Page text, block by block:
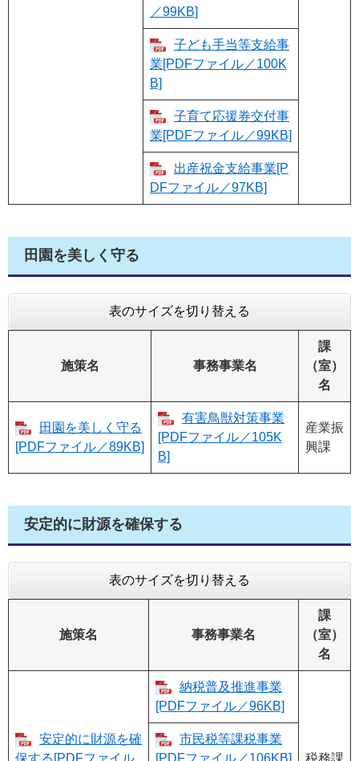
／99KB]
子ども手当等支給事
業[PDFファイル／100K
B]
子育て応援券交付事
業[PDFファイル／99KB]
出産祝金支給事業[P
DFファイル／97KB]
田園を美しく守る
表のサイズを切り替える
施策名 事務事業名
課
（室）
名
田園を美しく守る
[PDFファイル／89KB]
有害鳥獣対策事業
[PDFファイル／105K
B]
産業振
興課
安定的に財源を確保する
表のサイズを切り替える
施策名 事務事業名
課
（室）
名
安定的に財源を確
保する[PDFファイル
納税普及推進事業
[PDFファイル／96KB]
税務課
市民税等課税事業
[PDFファイル／106KB]